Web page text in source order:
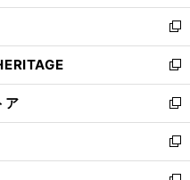
ウ
で
開
く
ン
ド
ウ
で
開
く
新
し
い
ウ
ィ
ン
ド
ウ
新
し
い
ウ
ィ
ン
ア
新
し
い
ウ
新
し